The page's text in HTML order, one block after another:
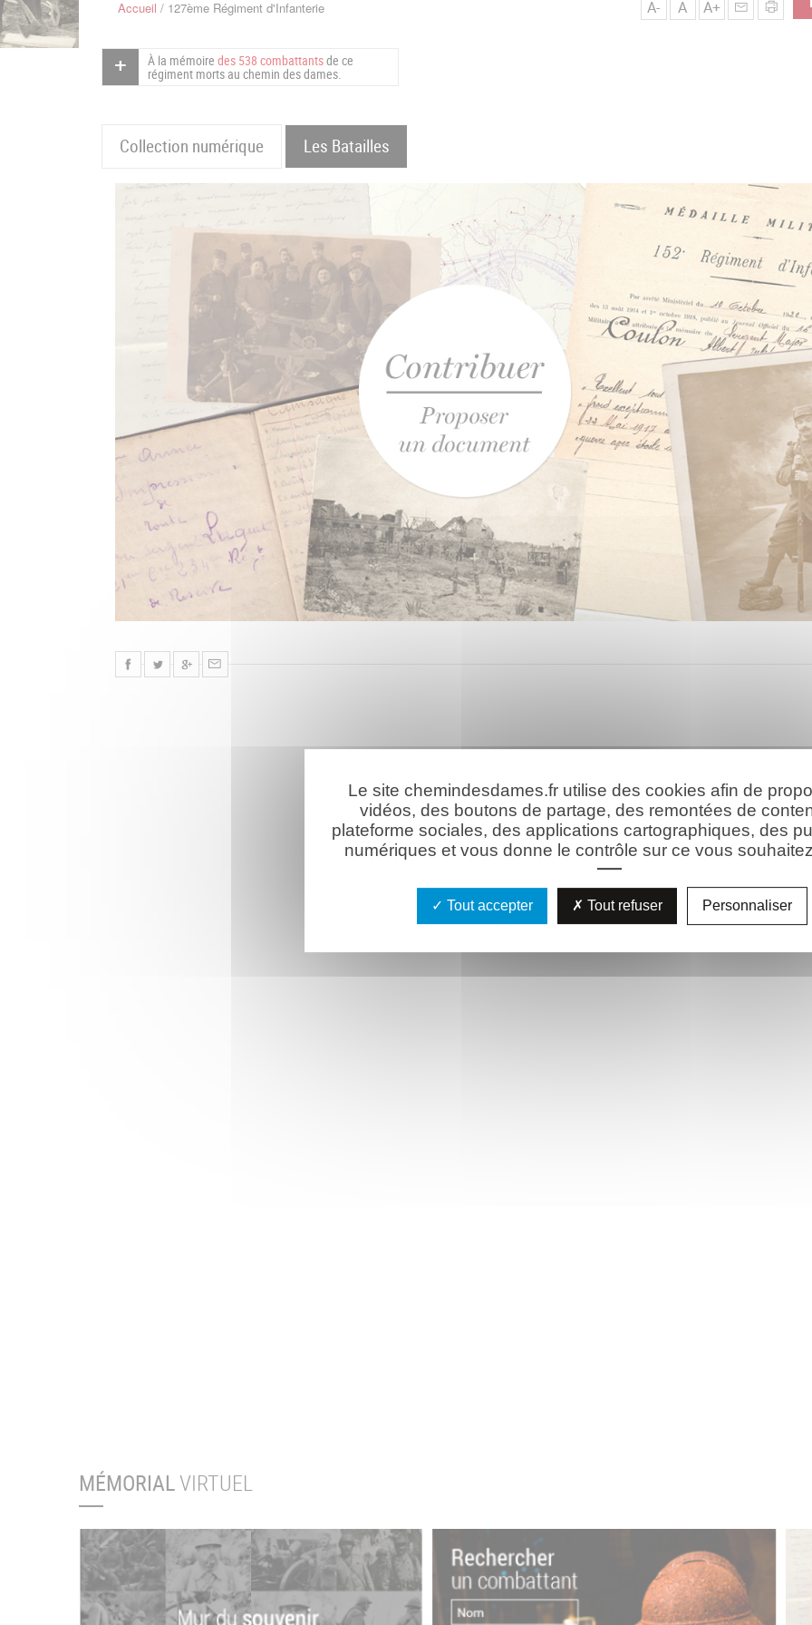
Fil
d'Ariane
Accueil 127ème Régiment d'Infanterie A- A A+
À la mémoire des 538 combattantsde ce
régiment morts au chemin des dames.
Collection numérique Les Batailles
MÉMORIALVIRTUEL
Le site chemindesdames.fr utilise des cookies afin de
vidéos, des boutons de partage, des remontées de
plateforme sociales, des applications cartographiques, des
numériques et vous donne le contrôle sur ce vous
Tout accepter Tout refuser Personnaliser